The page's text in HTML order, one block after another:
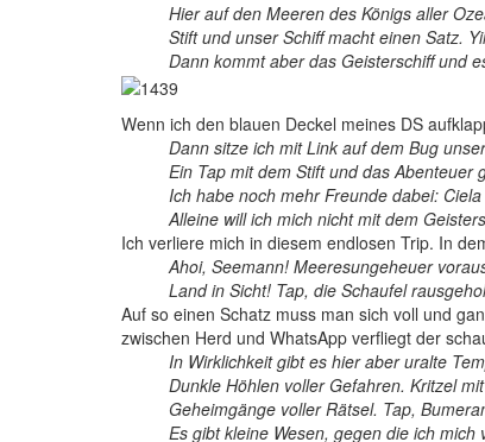
Hier auf den Meeren des Königs aller
Stift und unser Schiff macht einen Satz.
Dann kommt aber das Geisterschiff und
Wenn ich den blauen Deckel meines DS
Dann sitze ich mit Link auf dem Bug
Ein Tap mit dem Stift und das Abenteuer
Ich habe noch mehr Freunde dabei:
Alleine will ich mich nicht mit dem
Ich verliere mich in diesem endlosen Trip. In
Ahoi, Seemann! Meeresungeheuer
Land in Sicht! Tap, die Schaufel
Auf so einen Schatz muss man sich voll und
zwischen Herd und WhatsApp verfliegt der
In Wirklichkeit gibt es hier aber uralte
Dunkle Höhlen voller Gefahren. Kritzel
Geheimgänge voller Rätsel. Tap,
Es gibt kleine Wesen, gegen die ich